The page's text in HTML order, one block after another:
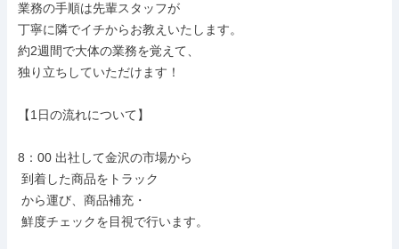
業務の手順は先輩スタッフが
丁寧に隣でイチからお教えいたします。
約2週間で大体の業務を覚えて、
独り立ちしていただけます！
【1日の流れについて】
8：00 出社して金沢の市場から